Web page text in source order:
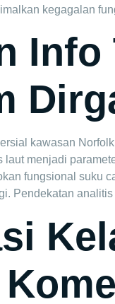
kegagalan
Info
kawasan
laut menjadi
fungsional suku
Pendekatan